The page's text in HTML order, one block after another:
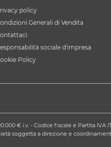
policy
Generali di Vendita
sociale d'impresa
Policy
€ i.v. - Codice fiscale e Partita IVA
soggetta a direzione e